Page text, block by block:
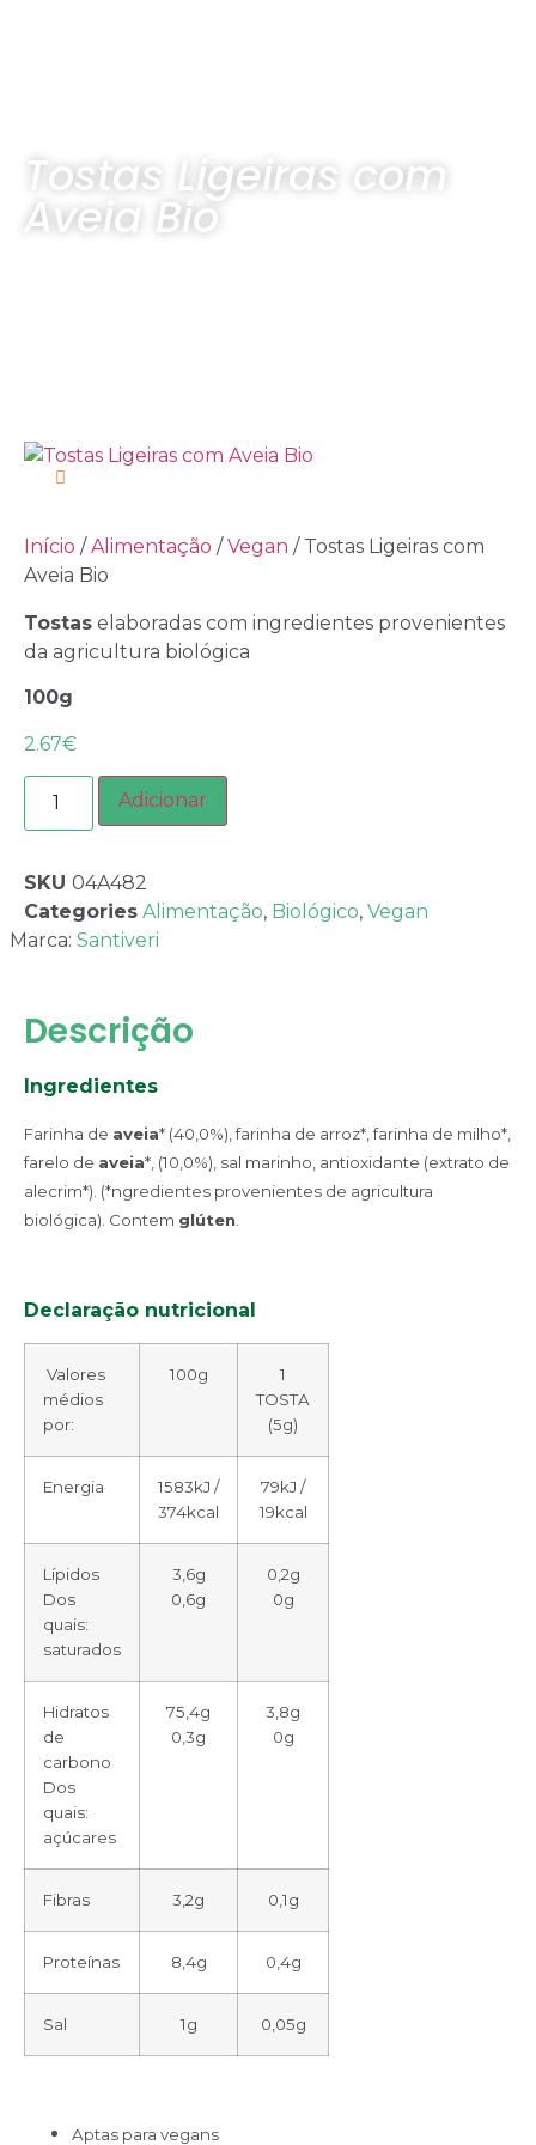
Tostas Ligeiras com
Aveia Bio
Início /Alimentação /Vegan / Tostas Ligeiras com
Aveia Bio
Tostas elaboradas com ingredientes provenientes
da agricultura biológica
100g
2.67€
Adicionar
SKU 04A482
Categories Alimentação, Biológico, Vegan
Marca: Santiveri
Descrição
Ingredientes
Farinha de aveia* (40,0%), farinha de arroz*, farinha de milho*,
farelo de aveia*, (10,0%), sal marinho, antioxidante (extrato de
alecrim*). (*ngredientes provenientes de agricultura
biológica). Contem glúten
Declaração nutricional
Valores
médios
por:
100g
1
TOSTA
(5g)
Energia
1583kJ /
374kcal
79kJ /
19kcal
Lípidos
Dos
quais:
saturados
3,6g
0,6g
0,2g
0g
Hidratos
de
carbono
Dos
quais:
açúcares
75,4g
0,3g
3,8g
0g
Fibras 3,2g 0,1g
Proteínas 8,4g 0,4g
Sal 1g 0,05g
Aptas para vegans